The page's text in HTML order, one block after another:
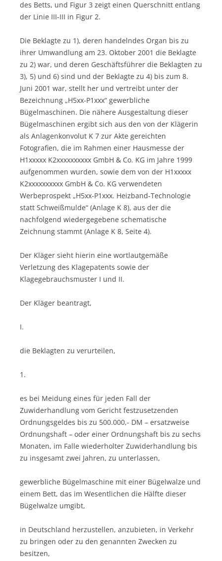
des Betts, und Figur 3 zeigt einen Querschnitt entlang
der Linie III-III in Figur 2.
Die Beklagte zu 1), deren handelndes Organ bis zu
ihrer Umwandlung am 23. Oktober 2001 die Beklagte
zu 2) war, und deren Geschäftsführer die Beklagten zu
3), 5) und 6) sind und der Beklagte zu 4) bis zum 8.
Juni 2001 war, stellt her und vertreibt unter der
Bezeichnung „H5xx-P1xxx“ gewerbliche
Bügelmaschinen. Die nähere Ausgestaltung dieser
Bügelmaschinen ergibt sich aus den von der Klägerin
als Anlagenkonvolut K 7 zur Akte gereichten
Fotografien, die im Rahmen einer Hausmesse der
H1xxxxx K2xxxxxxxxxx GmbH & Co. KG im Jahre 1999
aufgenommen wurden, sowie dem von der H1xxxxx
K2xxxxxxxxxx GmbH & Co. KG verwendeten
Werbeprospekt „H5xx-P1xxx. Heizband-Technologie
statt Schweißmulde“ (Anlage K 8), aus der die
nachfolgend wiedergegebene schematische
Zeichnung stammt (Anlage K 8, Seite 4).
Der Kläger sieht hierin eine wortlautgemäße
Verletzung des Klagepatents sowie der
Klagegebrauchsmuster I und II.
Der Kläger beantragt,
I.
die Beklagten zu verurteilen,
1.
es bei Meidung eines für jeden Fall der
Zuwiderhandlung vom Gericht festzusetzenden
Ordnungsgeldes bis zu 500.000,- DM – ersatzweise
Ordnungshaft – oder einer Ordnungshaft bis zu sechs
Monaten, im Falle wiederholter Zuwiderhandlung bis
zu insgesamt zwei Jahren, zu unterlassen,
gewerbliche Bügelmaschine mit einer Bügelwalze und
einem Bett, das im Wesentlichen die Hälfte dieser
Bügelwalze umgibt,
in Deutschland herzustellen, anzubieten, in Verkehr
zu bringen oder zu den genannten Zwecken zu
besitzen,